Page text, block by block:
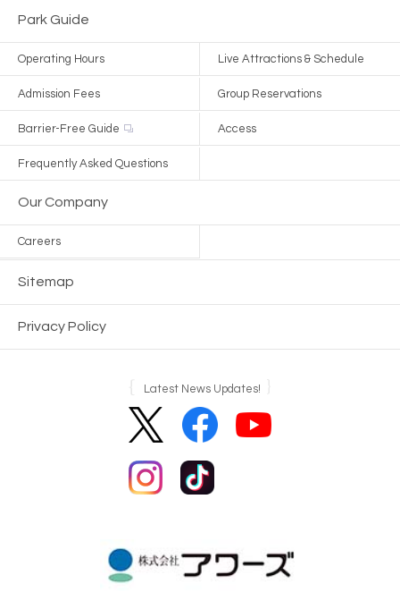
Park Guide
Operating Hours Live Attractions & Schedule
Admission Fees Group Reservations
Barrier-Free Guide Access
Frequently Asked Questions
Our Company
Careers
Sitemap
Privacy Policy
Latest News Updates!